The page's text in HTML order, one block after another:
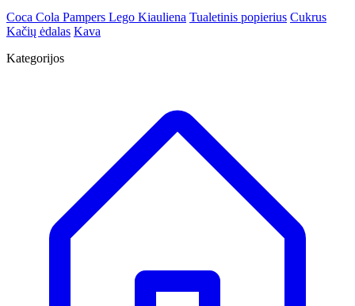
Coca Cola Pampers Lego Kiauliena Tualetinis popierius Cukrus
Kačių ėdalas Kava
Kategorijos